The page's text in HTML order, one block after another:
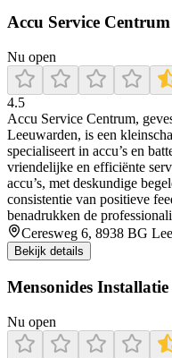
Accu Service Centrum
Nu open
4.5
Accu Service Centrum,
Leeuwarden, is een
specialiseert in accu’s en
vriendelijke en efficiënte
accu’s, met deskundige
consistentie van positieve
benadrukken de
Ceresweg 6, 8938 BG
Bekijk details
Mensonides
Nu open